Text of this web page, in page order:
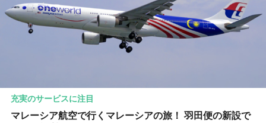
充実のサービスに注目
マレーシア航空で行くマレーシアの旅！ 羽田便の新設で